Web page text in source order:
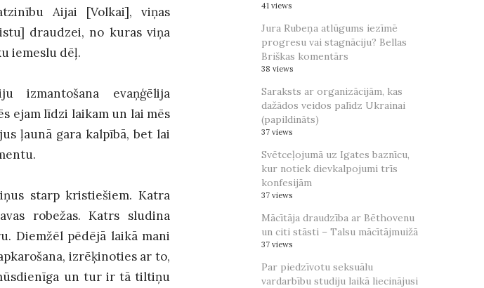
Aijai [Volkai], viņas
draudzei, no kuras viņa
iemeslu dēļ.
izmantošana evaņģēlija
ejam līdzi laikam un lai mēs
ļaunā gara kalpībā, bet lai
starp kristiešiem. Katra
robežas. Katrs sludina
Diemžēl pēdējā laikā mani
izrēķinoties ar to,
un tur ir tā tiltiņu
41 views
Jura Rubeņa atlūgums iezīmē
progresu vai stagnāciju? Bellas
Briškas komentārs
38 views
Saraksts ar organizācijām, kas
dažādos veidos palīdz Ukrainai
(papildināts)
37 views
Svētceļojumā uz Igates baznīcu,
kur notiek dievkalpojumi trīs
konfesijām
37 views
Mācītāja draudzība ar Bēthovenu
un citi stāsti – Talsu mācītājmuižā
37 views
Par piedzīvotu seksuālu
vardarbību studiju laikā liecinājusi